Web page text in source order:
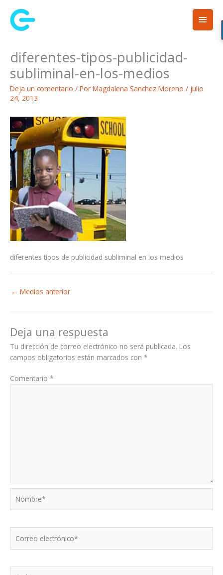
contenido
diferentes-tipos-publicidad-
subliminal-en-los-medios
Deja un comentario / Por Magdalena Sanchez Moreno / julio
24, 2013
diferentes tipos de publicidad subliminal en los medios
← Medios anterior
Deja una respuesta
Tu dirección de correo electrónico no será publicada. Los
campos obligatorios están marcados con *
Comentario *
electrónico*